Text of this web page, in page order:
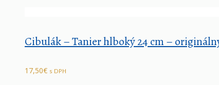
Cibulák – Tanier hlboký 24 cm –
17,50€ s DPH